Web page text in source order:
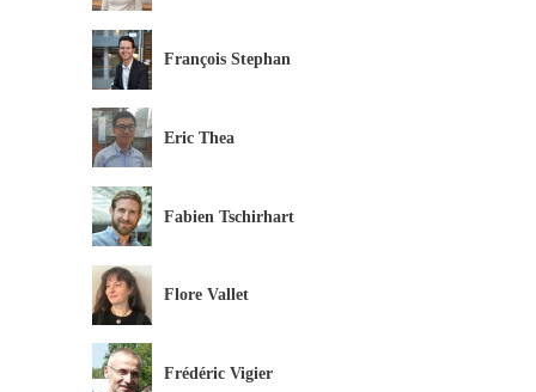
François Stephan
Eric Thea
Fabien Tschirhart
Flore Vallet
Frédéric Vigier